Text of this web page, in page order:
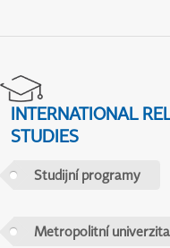
INTERNATIONAL
STUDIES
Studijní programy
Metropolitní